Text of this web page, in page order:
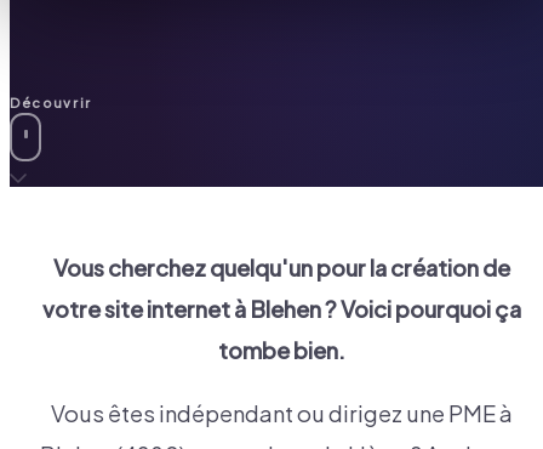
Découvrir
Vous cherchez quelqu'un pour la création de
votre site internet à Blehen? Voici pourquoi ça
tombe bien.
Vous êtes indépendant ou dirigez une PME à